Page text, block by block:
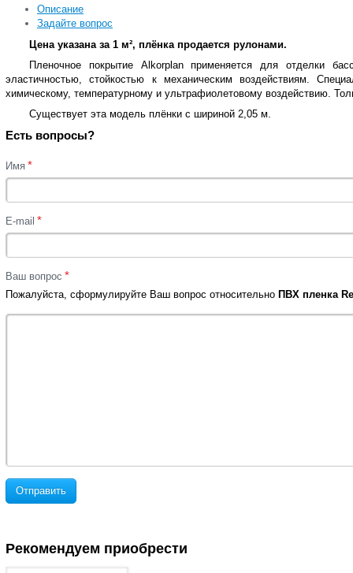
Описание
Задайте вопрос
Цена указана за 1 м², плёнка продается рулонами.
Пленочное покрытие Alkorplan применяется для отделки
эластичностью, стойкостью к механическим воздействиям.
химическому, температурному и ультрафиолетовому воздействию.
Существует эта модель плёнки с шириной 2,05 м.
Есть вопросы?
Имя *
E-mail *
Ваш вопрос *
Пожалуйста, сформулируйте Ваш вопрос относительно ПВХ пленка
Отправить
Рекомендуем приобрести